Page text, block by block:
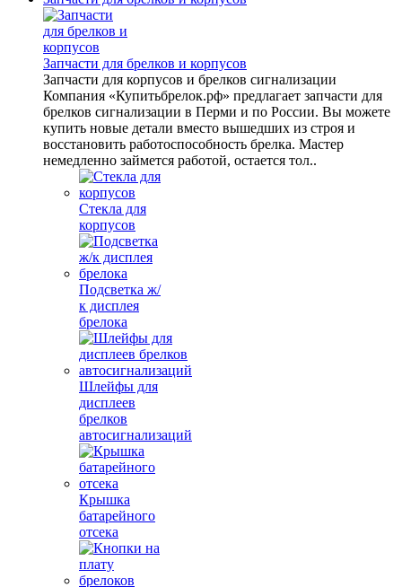
Запчасти для брелков и корпусов
Запчасти для корпусов и брелков сигнализации
Компания «Купитьбрелок.рф» предлагает запчасти для
брелков сигнализации в Перми и по России. Вы можете
купить новые детали вместо вышедших из строя и
восстановить работоспособность брелка. Мастер
немедленно займется работой, остается тол..
Стекла для
корпусов
Подсветка ж/
к дисплея
брелока
Шлейфы для
дисплеев
брелков
автосигнализаций
Крышка
батарейного
отсека